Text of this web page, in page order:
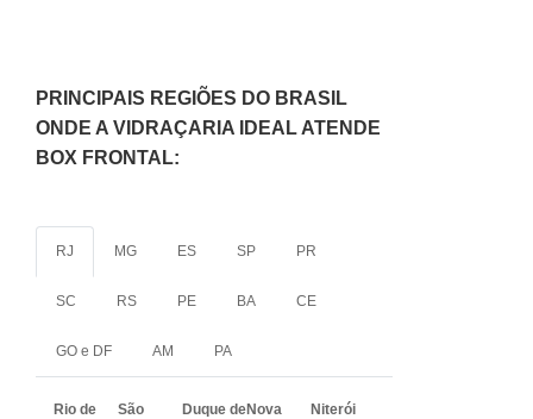
PRINCIPAIS REGIÕES DO BRASIL
ONDE A VIDRAÇARIA IDEAL ATENDE
BOX FRONTAL:
RJ MG ES SP PR
SC RS PE BA CE
GO e DF AM PA
Rio de
São
Duque deNova
Niterói